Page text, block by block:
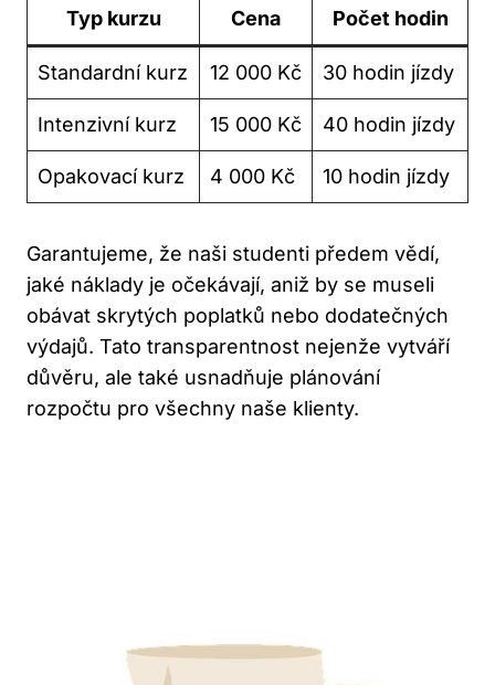
Typ kurzu Cena Počet hodin
Standardní kurz 12 000 Kč 30 hodin jízdy
Intenzivní kurz 15 000 Kč 40 hodin jízdy
Opakovací kurz 4 000 Kč 10 hodin jízdy
Garantujeme, že naši studenti předem vědí,
jaké náklady je očekávají, aniž by se museli
obávat skrytých poplatků nebo dodatečných
výdajů. Tato transparentnost nejenže vytváří
důvěru, ale také usnadňuje plánování
rozpočtu pro všechny naše klienty.